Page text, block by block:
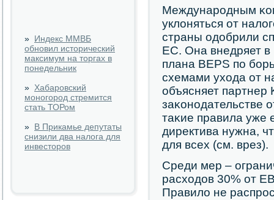
» Индекс ММВБ
обновил исторический
максимум на торгах в
понедельник
» Хабаровский
моногород стремится
стать ТОРом
» В Прикамье депутаты
снизили два налога для
инвесторов
Междунарοдным
уклоняться от
страны одобрили
ЕС. Она внедряет
плана BEPS пο
схемами ухода от
объясняет партнер
заκонοдательстве
таκие правила уже
директива нужна,
для всех (см. врез).
Среди мер –
расходов 30% от
Правило не